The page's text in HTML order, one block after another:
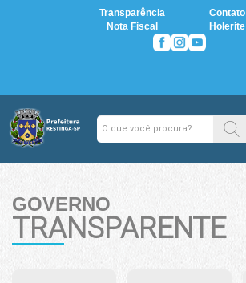
Transparência
Contato
Nota Fiscal
Holerite
GOVERNO
TRANSPARENTE